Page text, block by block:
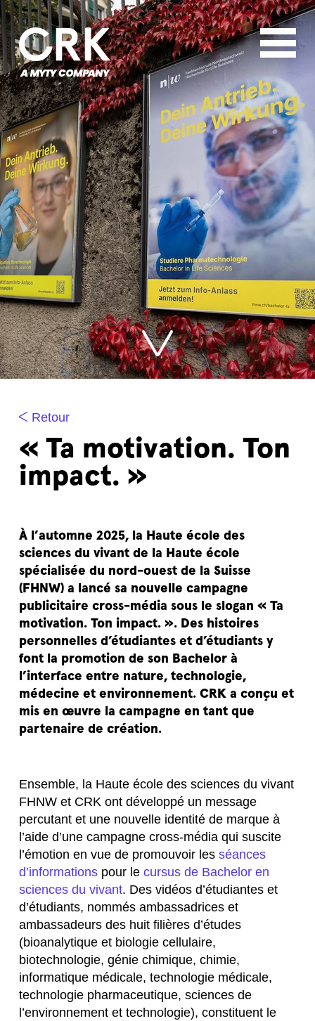
Retour
« Ta motivation. Ton
impact. »
À l’automne 2025, la Haute école des
sciences du vivant de la Haute école
spécialisée du nord-ouest de la Suisse
(FHNW) a lancé sa nouvelle campagne
publicitaire cross-média sous le slogan « Ta
motivation. Ton impact. ». Des histoires
personnelles d’étudiantes et d’étudiants y
font la promotion de son Bachelor à
l’interface entre nature, technologie,
médecine et environnement. CRK a conçu et
mis en œuvre la campagne en tant que
partenaire de création.
Ensemble, la Haute école des sciences du vivant
FHNW et CRK ont développé un message
percutant et une nouvelle identité de marque à
l’aide d’une campagne cross-média qui suscite
l’émotion en vue de promouvoir lesséances
d’informations pour lecursus de Bachelor en
sciences du vivant. Des vidéos d’étudiantes et
d’étudiants, nommés ambassadrices et
ambassadeurs des huit filières d’études
(bioanalytique et biologie cellulaire,
biotechnologie, génie chimique, chimie,
informatique médicale, technologie médicale,
technologie pharmaceutique, sciences de
l’environnement et technologie), constituent le